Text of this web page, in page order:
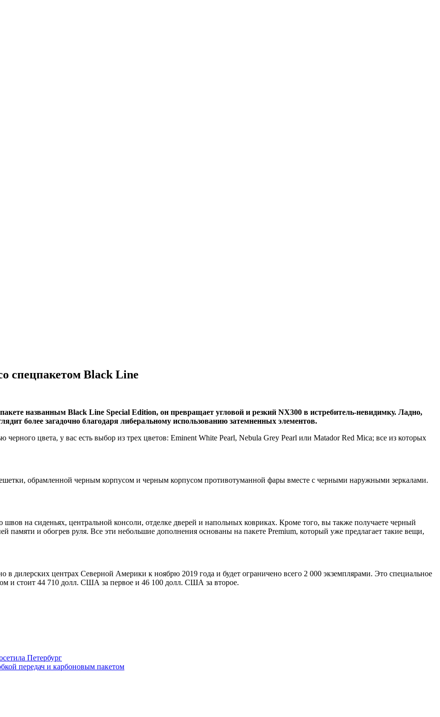
спецпакетом Black Line
названным Black Line Special Edition, он превращает угловой и резкий NX300 в истребитель-невидимку. Ладно,
более загадочно благодаря либеральному использованию затемненных элементов.
цвета, у вас есть выбор из трех цветов: Eminent White Pearl, Nebula Grey Pearl или Matador Red Mica; все из которых
обрамленной черным корпусом и черным корпусом противотуманной фары вместе с черными наружными зеркалами.
на сиденьях, центральной консоли, отделке дверей и напольных ковриках. Кроме того, вы также получаете черный
памяти и обогрев руля. Все эти небольшие дополнения основаны на пакете Premium, который уже предлагает такие вещи,
в дилерских центрах Северной Америки к ноябрю 2019 года и будет ограничено всего 2 000 экземплярами. Это специальное
и стоит 44 710 долл. США за первое и 46 100 долл. США за второе.
Петербург
передач и карбоновым пакетом